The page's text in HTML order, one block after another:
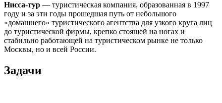
Нисса-тур — туристическая компания, образованная в 1997
году и за эти годы прошедшая путь от небольшого
«домашнего» туристического агентства для узкого круга лиц
до туристической фирмы, крепко стоящей на ногах и
стабильно работающей на туристическом рынке не только
Москвы, но и всей России.
Задачи